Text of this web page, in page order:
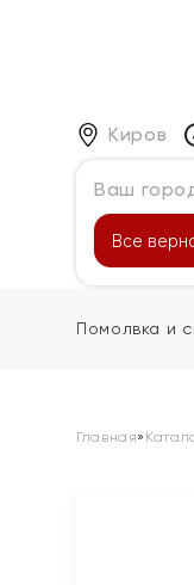
Киров
Ваш
Все
Помолвка и
Главная»